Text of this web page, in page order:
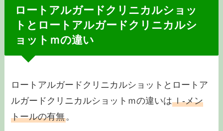
ロートアルガードクリニカルショッ
トとロートアルガードクリニカルシ
ョットｍの違い
ロートアルガードクリニカルショットとロートア
ルガードクリニカルショットｍの違いはｌ-メン
トールの有無。